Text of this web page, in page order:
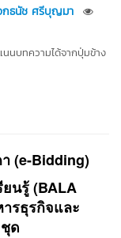
กธนัช ศรีบุญมา
นนบทความได้จากปุ่มข้าง
(e-Bidding)
นรู้ (BALA
รธุรกิจและ
ด